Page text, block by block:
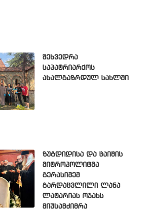
შეხვედრა
საპატრიარქოს
ახალგაზრდულ სახლში
ზუგდიდისა და ცაიშის
მიტროპოლიტმა
გერასიმემ
გარდაცვლილი ლანა
ლატარიას ოჯახს
მიუსამძიმრა